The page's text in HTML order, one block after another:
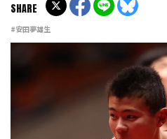
#安田夢雄生
SHARE